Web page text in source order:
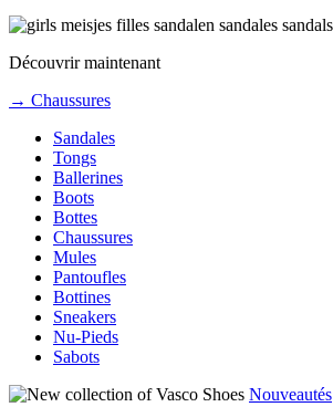
Découvrir maintenant
→ Chaussures
Sandales
Tongs
Ballerines
Boots
Bottes
Chaussures
Mules
Pantoufles
Bottines
Sneakers
Nu-Pieds
Sabots
Nouveautés